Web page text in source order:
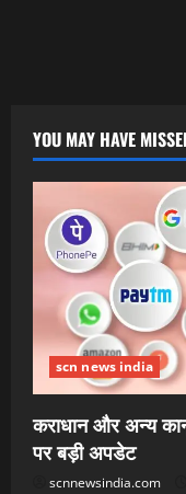
YOU MAY HAVE
scn news india
कराधान और अन्य
पर बड़ी अपडेट
scnnewsindia.com